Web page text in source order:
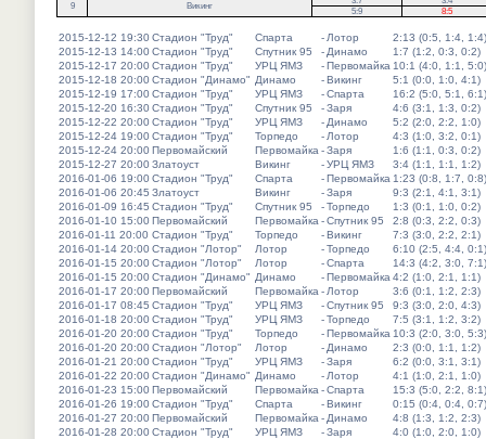
9
Викинг
5:9 8:5
2015-12-12 19:30Стадион "Труд" Спарта - Лотор
2:13 (0:5, 1:4, 1:4)
2015-12-13 14:00Стадион "Труд" Спутник 95 - Динамо
1:7 (1:2, 0:3, 0:2)
2015-12-17 20:00Стадион "Труд" УРЦ ЯМЗ -Первомайка 10:1 (4:0, 1:1, 5:0)
2015-12-18 20:00Стадион "Динамо" Динамо -Викинг
5:1 (0:0, 1:0, 4:1)
2015-12-19 17:00Стадион "Труд" УРЦ ЯМЗ -Спарта
16:2 (5:0, 5:1, 6:1)
2015-12-20 16:30Стадион "Труд" Спутник 95 -Заря
4:6 (3:1, 1:3, 0:2)
2015-12-22 20:00Стадион "Труд" УРЦ ЯМЗ - Динамо
5:2 (2:0, 2:2, 1:0)
2015-12-24 19:00Стадион "Труд" Торпедо - Лотор
4:3 (1:0, 3:2, 0:1)
2015-12-24 20:00Первомайский Первомайка -Заря
1:6 (1:1, 0:3, 0:2)
2015-12-27 20:00Златоуст Викинг -УРЦ ЯМЗ
3:4 (1:1, 1:1, 1:2)
2016-01-06 19:00Стадион "Труд" Спарта -Первомайка 1:23 (0:8, 1:7, 0:8)
2016-01-06 20:45 Златоуст Викинг -Заря
9:3 (2:1, 4:1, 3:1)
2016-01-09 16:45 Стадион "Труд" Спутник 95 -Торпедо
1:3 (0:1, 1:0, 0:2)
2016-01-10 15:00Первомайский Первомайка -Спутник 95
2:8 (0:3, 2:2, 0:3)
2016-01-11 20:00 Стадион "Труд" Торпедо -Викинг
7:3 (3:0, 2:2, 2:1)
2016-01-14 20:00Стадион "Лотор" Лотор -Торпедо
6:10 (2:5, 4:4, 0:1)
2016-01-15 20:00Стадион "Лотор" Лотор -Спарта
14:3 (4:2, 3:0, 7:1)
2016-01-15 20:00Стадион "Динамо" Динамо -Первомайка 4:2 (1:0, 2:1, 1:1)
2016-01-17 20:00Первомайский Первомайка - Лотор
3:6 (0:1, 1:2, 2:3)
2016-01-17 08:45 Стадион "Труд" УРЦ ЯМЗ -Спутник 95
9:3 (3:0, 2:0, 4:3)
2016-01-18 20:00Стадион "Труд" УРЦ ЯМЗ -Торпедо
7:5 (3:1, 1:2, 3:2)
2016-01-20 20:00Стадион "Труд" Торпедо -Первомайка 10:3 (2:0, 3:0, 5:3)
2016-01-20 20:00Стадион "Лотор" Лотор - Динамо
2:3 (0:0, 1:1, 1:2)
2016-01-21 20:00Стадион "Труд" УРЦ ЯМЗ -Заря
6:2 (0:0, 3:1, 3:1)
2016-01-22 20:00Стадион "Динамо" Динамо - Лотор
4:1 (1:0, 2:1, 1:0)
2016-01-23 15:00Первомайский Первомайка -Спарта
15:3 (5:0, 2:2, 8:1)
2016-01-26 19:00Стадион "Труд" Спарта -Викинг
0:15 (0:4, 0:4, 0:7)
2016-01-27 20:00Первомайский Первомайка - Динамо
4:8 (1:3, 1:2, 2:3)
2016-01-28 20:00Стадион "Труд" УРЦ ЯМЗ -Заря
4:0 (1:0, 2:0, 1:0)